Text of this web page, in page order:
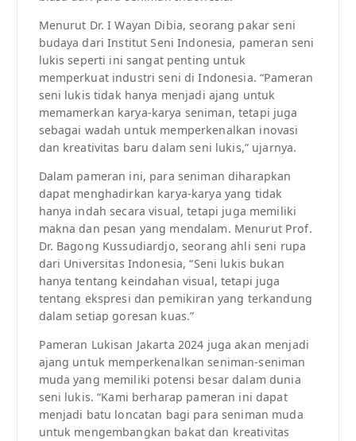
Menurut Dr. I Wayan Dibia, seorang pakar seni
budaya dari Institut Seni Indonesia, pameran seni
lukis seperti ini sangat penting untuk
memperkuat industri seni di Indonesia. “Pameran
seni lukis tidak hanya menjadi ajang untuk
memamerkan karya-karya seniman, tetapi juga
sebagai wadah untuk memperkenalkan inovasi
dan kreativitas baru dalam seni lukis,” ujarnya.
Dalam pameran ini, para seniman diharapkan
dapat menghadirkan karya-karya yang tidak
hanya indah secara visual, tetapi juga memiliki
makna dan pesan yang mendalam. Menurut Prof.
Dr. Bagong Kussudiardjo, seorang ahli seni rupa
dari Universitas Indonesia, “Seni lukis bukan
hanya tentang keindahan visual, tetapi juga
tentang ekspresi dan pemikiran yang terkandung
dalam setiap goresan kuas.”
Pameran Lukisan Jakarta 2024 juga akan menjadi
ajang untuk memperkenalkan seniman-seniman
muda yang memiliki potensi besar dalam dunia
seni lukis. “Kami berharap pameran ini dapat
menjadi batu loncatan bagi para seniman muda
untuk mengembangkan bakat dan kreativitas